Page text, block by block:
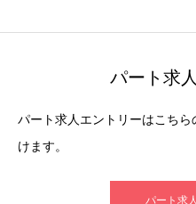
パート求
パート求人エントリーはこち
けます。
パート求